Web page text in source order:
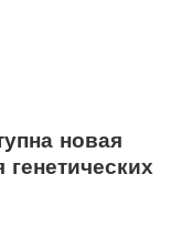
новая